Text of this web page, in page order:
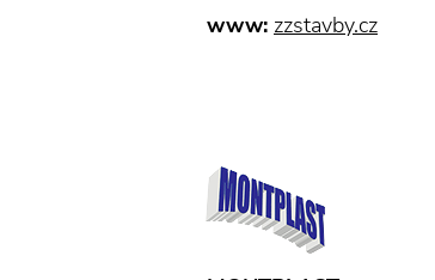
www: zzstavby.cz